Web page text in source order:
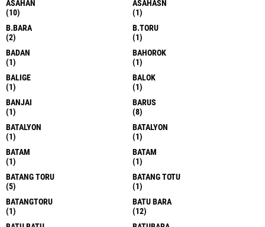
JELAJAHI
@SERGAI
(1)
/TTINGGI
(1)
ACEH
(2)
ACEH TAMIANG
(3)
ACEH TAMIANG.
(1)
ADAT
(1)
ADIAN HOTING.
(1)
AMPLAS
(1)
ANGIN
APOL